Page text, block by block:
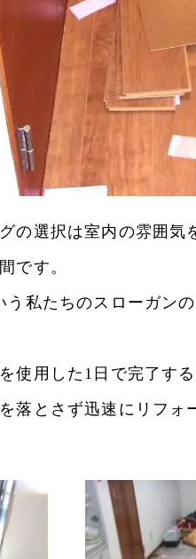
の選択は室内の雰囲気
です。
う私たちのスローガン
使用した1日で完了す
落とさず迅速にリフォ